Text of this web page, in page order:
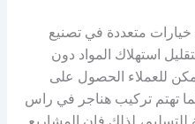
متعددة في تصنيع
استهلاك المواد دون
للعملاء الحصول على
تهتم تركيب هناجر في راس